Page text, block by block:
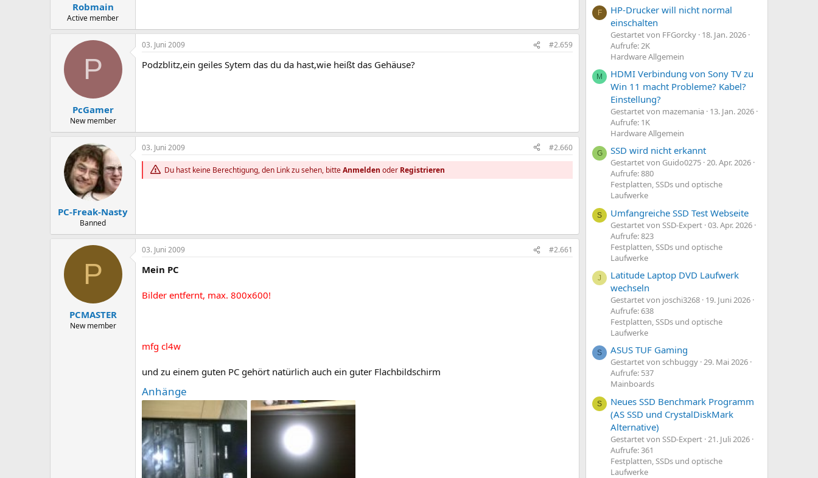
Robmain
Active member
P
PcGamer
New member
03. Juni 2009 #2.659
Podzblitz,ein geiles Sytem das du da hast,wie heißt das Gehäuse?
PC-Freak-Nasty
Banned
03. Juni 2009 #2.660
Du hast keine Berechtigung, den Link zu sehen, bitteAnmelden oder Registrieren
P
PCMASTER
New member
03. Juni 2009 #2.661
Mein PC
Bilder entfernt, max. 800x600!
mfg cl4w
und zu einem guten PC gehört natürlich auch ein guter Flachbildschirm
Anhänge
F
HP-Drucker will nicht normal
einschalten
Gestartet von FFGorcky 18. Jan. 2026
Aufrufe: 2K
Hardware Allgemein
M
HDMI Verbindung von Sony TV zu
Win 11 macht Probleme? Kabel?
Einstellung?
Gestartet von mazemania 13. Jan. 2026
Aufrufe: 1K
Hardware Allgemein
G SSD wird nicht erkannt
Gestartet von Guido0275 20. Apr. 2026
Aufrufe: 880
Festplatten, SSDs und optische
Laufwerke
S Umfangreiche SSD Test Webseite
Gestartet von SSD-Expert 03. Apr. 2026
Aufrufe: 823
Festplatten, SSDs und optische
Laufwerke
J
Latitude Laptop DVD Laufwerk
wechseln
Gestartet von joschi3268 19. Juni 2026
Aufrufe: 638
Festplatten, SSDs und optische
Laufwerke
S ASUS TUF Gaming
Gestartet von schbuggy 29. Mai 2026
Aufrufe: 537
Mainboards
S
Neues SSD Benchmark Programm
(AS SSD und CrystalDiskMark
Alternative)
Gestartet von SSD-Expert 21. Juli 2026
Aufrufe: 361
Festplatten, SSDs und optische
Laufwerke